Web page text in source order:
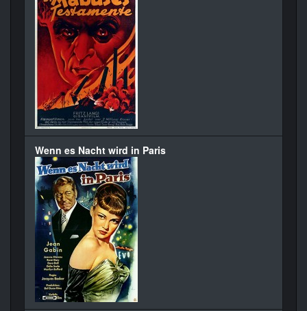
Wenn es Nacht wird in Paris